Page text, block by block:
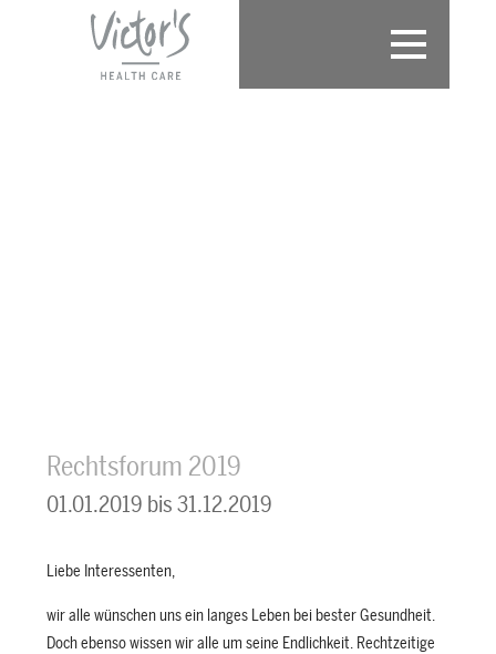
Toggle
Rechtsforum 2019
01.01.2019 bis 31.12.2019
Liebe Interessenten,
wir alle wünschen uns ein langes Leben bei bester Gesundheit.
Doch ebenso wissen wir alle um seine Endlichkeit. Rechtzeitige